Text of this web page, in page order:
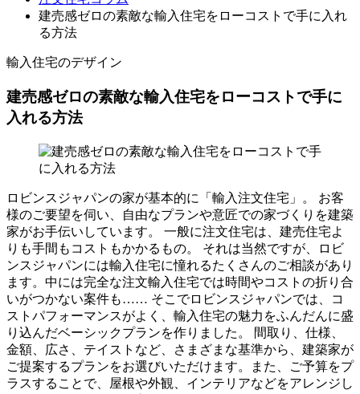
建売感ゼロの素敵な輸入住宅をローコストで手に入れ
る方法
輸入住宅のデザイン
建売感ゼロの素敵な輸入住宅をローコストで手に
入れる方法
ロビンスジャパンの家が基本的に「輸入注文住宅」。 お客
様のご要望を伺い、自由なプランや意匠での家づくりを建築
家がお手伝いしています。 一般に注文住宅は、建売住宅よ
りも手間もコストもかかるもの。 それは当然ですが、ロビ
ンスジャパンには輸入住宅に憧れるたくさんのご相談があり
ます。中には完全な注文輸入住宅では時間やコストの折り合
いがつかない案件も…… そこでロビンスジャパンでは、コ
ストパフォーマンスがよく、輸入住宅の魅力をふんだんに盛
り込んだベーシックプランを作りました。 間取り、仕様、
金額、広さ、テイストなど、さまざまな基準から、建築家が
ご提案するプランをお選びいただけます。また、ご予算をプ
ラスすることで、屋根や外観、インテリアなどをアレンジし